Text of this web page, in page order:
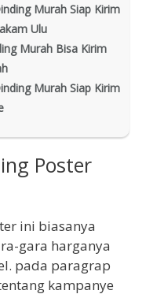
Murah Siap Kirim
Ulu
Murah Bisa Kirim
Murah Siap Kirim
Poster
ini biasanya
gara harganya
pada paragrap
kampanye